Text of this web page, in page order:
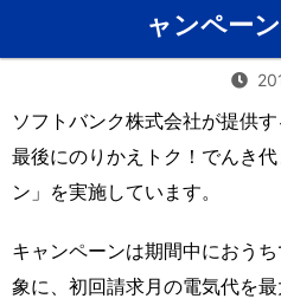
ャンペー
ソフトバンク株式会社が提供
最後にのりかえトク！でんき
ン」を実施しています。
キャンペーンは期間中におう
象に、初回請求月の電気代を